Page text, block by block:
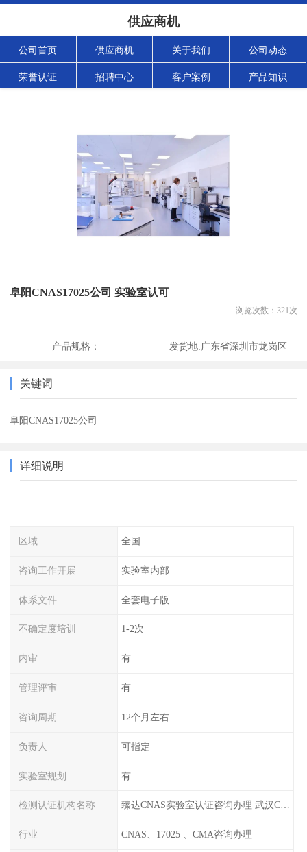
供应商机
公司首页 供应商机 关于我们 公司动态
荣誉认证 招聘中心 客户案例 产品知识
阜阳CNAS17025公司 实验室认可
浏览次数： 321次
产品规格： 发货地:广东省深圳市龙岗区
关键词
阜阳CNAS17025公司
详细说明
区域 全国
咨询工作开展 实验室内部
体系文件 全套电子版
不确定度培训 1-2次
内审 有
管理评审 有
咨询周期 12个月左右
负责人 可指定
实验室规划 有
检测认证机构名称 臻达CNAS实验室认证咨询办理 武汉CNAS实验室认可办理
行业 CNAS、17025 、CMA咨询办理